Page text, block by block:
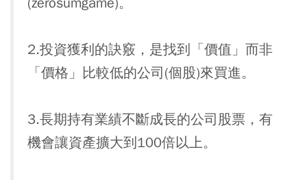
2.投資獲利的訣竅，是找到「價值」而非
「價格」比較低的公司(個股)來買進。
3.長期持有業績不斷成長的公司股票，有
機會讓資產擴大到100倍以上。